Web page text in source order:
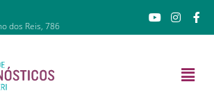
dos Reis, 786